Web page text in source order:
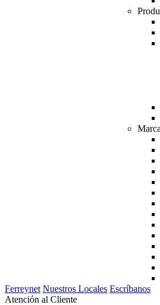
Ferreynet Nuestros Locales Escríbanos
Atención al Cliente